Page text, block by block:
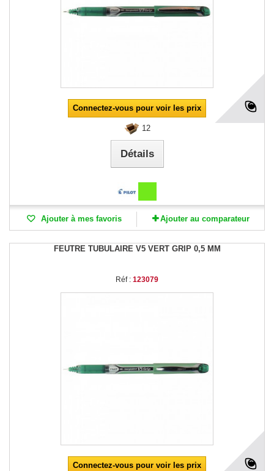
Connectez-vous pour voir les prix
12
Détails
Ajouter à mes favoris Ajouter au comparateur
FEUTRE TUBULAIRE V5 VERT GRIP 0,5 MM
Réf : 123079
Connectez-vous pour voir les prix